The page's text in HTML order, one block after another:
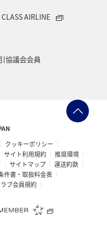
AIRLINE
協議会会員
クッキーポリシー
サイト利用規約
推奨環境
サイトマップ
運送約款
件書・取扱料金表
ブ会員規約